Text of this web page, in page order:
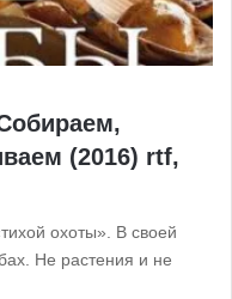
(2016) rtf,
охоты». В своей
Не растения и не